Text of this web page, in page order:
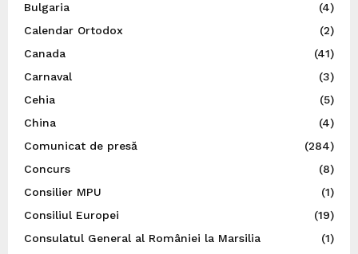
Bulgaria
(4)
Calendar Ortodox
(2)
Canada
(41)
Carnaval
(3)
Cehia
(5)
China
(4)
Comunicat de presă
(284)
Concurs
(8)
Consilier MPU
(1)
Consiliul Europei
(19)
Consulatul General al României la Marsilia
(1)